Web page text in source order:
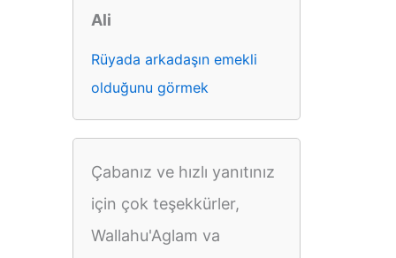
Ali
Rüyada arkadaşın emekli
olduğunu görmek
Çabanız ve hızlı yanıtınız
için çok teşekkürler,
Wallahu'Aglam va